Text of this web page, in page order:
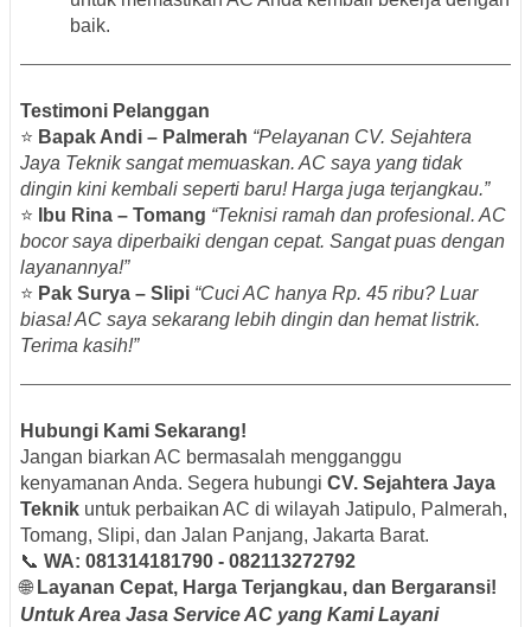
baik.
Testimoni Pelanggan
⭐ Bapak Andi – Palmerah “Pelayanan CV. Sejahtera
Jaya Teknik sangat memuaskan. AC saya yang tidak
dingin kini kembali seperti baru! Harga juga terjangkau.”
⭐
Ibu Rina – Tomang “Teknisi ramah dan profesional. AC
bocor saya diperbaiki dengan cepat. Sangat puas dengan
layanannya!”
⭐ Pak Surya – Slipi “Cuci AC hanya Rp. 45 ribu? Luar
biasa! AC saya sekarang lebih dingin dan hemat listrik.
Terima kasih!”
Hubungi Kami Sekarang!
Jangan biarkan AC bermasalah mengganggu
kenyamanan Anda. Segera hubungi CV. Sejahtera Jaya
Teknik untuk perbaikan AC di wilayah Jatipulo, Palmerah,
Tomang, Slipi, dan Jalan Panjang, Jakarta Barat.
📞 WA: 081314181790 - 082113272792
🌐 Layanan Cepat, Harga Terjangkau, dan Bergaransi!
Untuk Area Jasa Service AC yang Kami Layani